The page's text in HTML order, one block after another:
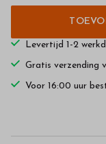
Levertijd 1-2
Gratis verzending
Voor 16:00 uur